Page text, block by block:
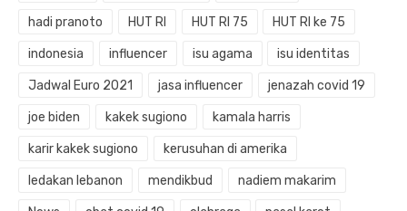
hadi pranoto HUT RI HUT RI 75 HUT RI ke 75
indonesia influencer isu agama isu identitas
Jadwal Euro 2021 jasa influencer jenazah covid 19
joe biden kakek sugiono kamala harris
karir kakek sugiono kerusuhan di amerika
ledakan lebanon mendikbud nadiem makarim